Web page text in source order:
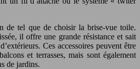
de tel que de choisir la brise-vue toile.
il offre une grande résistance et sait
Ces accessoires peuvent être
et terrasses, mais sont également
de jardins.